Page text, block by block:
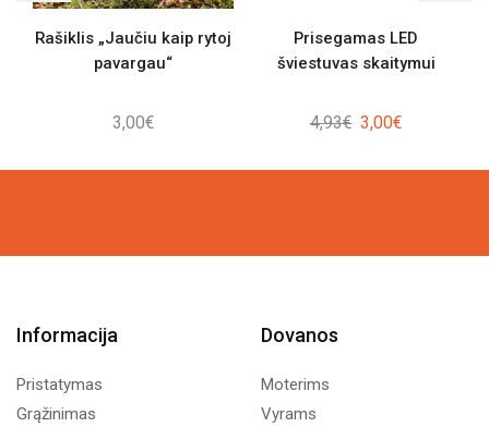
Rašiklis „Jaučiu kaip rytoj
pavargau“
3,00€
Prisegamas LED
šviestuvas skaitymui
4,93€ Original
was:
3,00€Current
is:
Informacija
Pristatymas
Grąžinimas
Dovanos
Moterims
Vyrams